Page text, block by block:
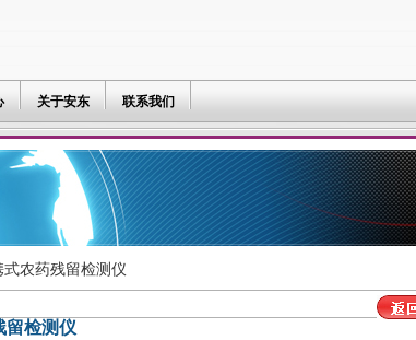
关于安东 联系我们
农药残留检测仪
检测仪